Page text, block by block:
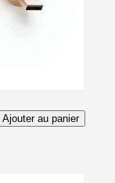
Ajouter au panier